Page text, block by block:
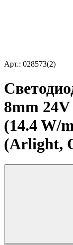
Арт.: 028573(2)
8mm
(14.4 W/
(Arlight,